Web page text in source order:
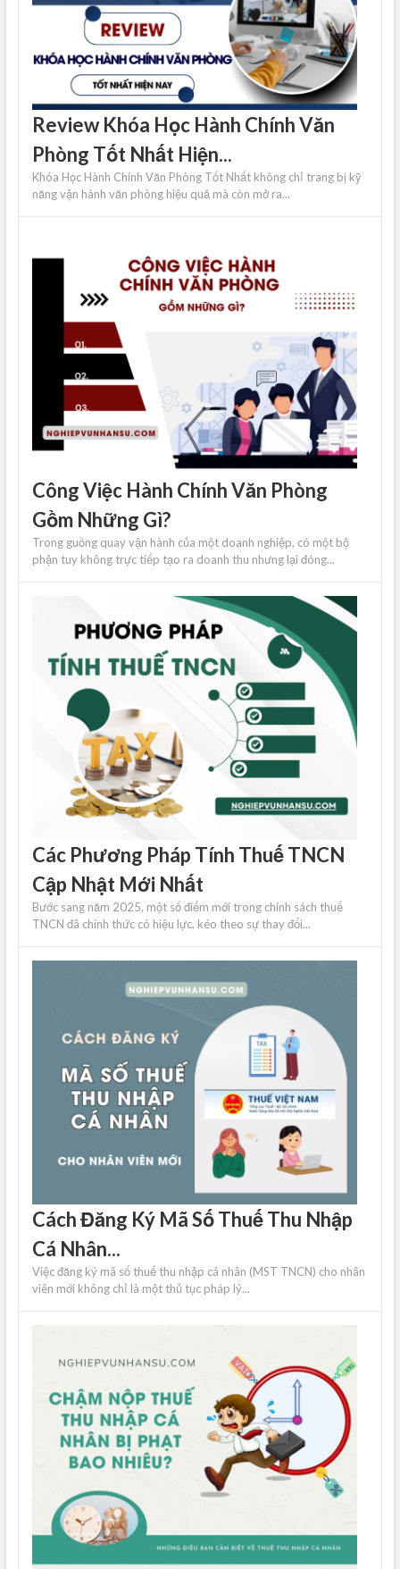
Review Khóa Học Hành Chính Văn
Phòng Tốt Nhất Hiện...
Khóa Học Hành Chính Văn Phòng Tốt Nhất không chỉ trang bị kỹ
năng vận hành văn phòng hiệu quả mà còn mở ra...
Công Việc Hành Chính Văn Phòng
Gồm Những Gì?
Trong guồng quay vận hành của một doanh nghiệp, có một bộ
phận tuy không trực tiếp tạo ra doanh thu nhưng lại đóng...
Các Phương Pháp Tính Thuế TNCN
Cập Nhật Mới Nhất
Bước sang năm 2025, một số điểm mới trong chính sách thuế
TNCN đã chính thức có hiệu lực, kéo theo sự thay đổi...
Cách Đăng Ký Mã Số Thuế Thu Nhập
Cá Nhân...
Việc đăng ký mã số thuế thu nhập cá nhân (MST TNCN) cho nhân
viên mới không chỉ là một thủ tục pháp lý...